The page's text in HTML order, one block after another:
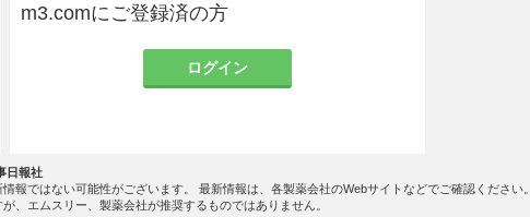
と。保育器中の酸素濃度は動脈血酸素分圧を測
）の範囲を保つこと。未熟児網膜症を起こすこ
めること。酸素の投与期間が長いほど肝芽腫発
m3.comにご登録済の方
ログイン
日報社
報ではない可能性がございます。 最新情報は、各製薬会社のWebサイトなどでご確認ください。
、エムスリー、製薬会社が推奨するものではありません。